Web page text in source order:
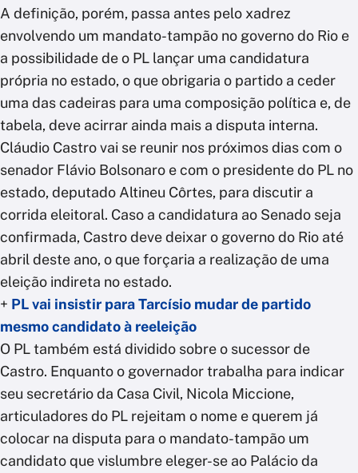
A definição, porém, passa antes pelo xadrez
envolvendo um mandato-tampão no governo do Rio e
a possibilidade de o PL lançar uma candidatura
própria no estado, o que obrigaria o partido a ceder
uma das cadeiras para uma composição política e, de
tabela, deve acirrar ainda mais a disputa interna.
Cláudio Castro vai se reunir nos próximos dias com o
senador Flávio Bolsonaro e com o presidente do PL no
estado, deputado Altineu Côrtes, para discutir a
corrida eleitoral. Caso a candidatura ao Senado seja
confirmada, Castro deve deixar o governo do Rio até
abril deste ano, o que forçaria a realização de uma
eleição indireta no estado.
+ PL vai insistir para Tarcísio mudar de partido
mesmo candidato à reeleição
O PL também está dividido sobre o sucessor de
Castro. Enquanto o governador trabalha para indicar
seu secretário da Casa Civil, Nicola Miccione,
articuladores do PL rejeitam o nome e querem já
colocar na disputa para o mandato-tampão um
candidato que vislumbre eleger-se ao Palácio da